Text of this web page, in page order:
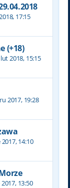
17:15
(+18)
2018, 15:15
2017, 19:28
2017, 14:10
2017, 13:50